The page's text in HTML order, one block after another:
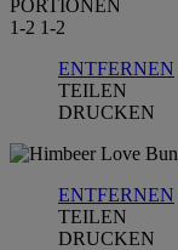
PORTIONEN
1-2 1-2
ENTFERNEN
TEILEN
DRUCKEN
ENTFERNEN
TEILEN
DRUCKEN